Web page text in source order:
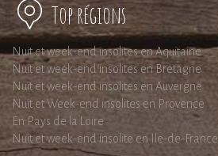
Top régions
Nuit et week-end insolites en Aquitaine
Nuit et week-end insolites en Bretagne
Nuit et week-end insolites en Auvergne
Nuit et Week-end insolites en Provence
En Pays de la Loire
Nuit et week-end insolite en Ile-de-France